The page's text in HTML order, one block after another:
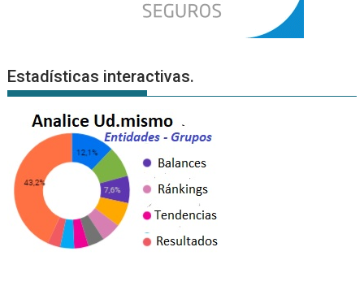
Estadísticas interactivas.